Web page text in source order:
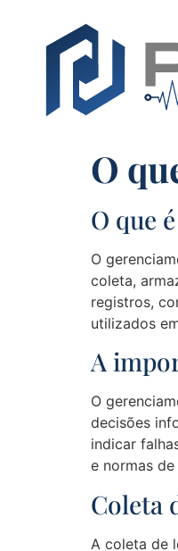
O
O que
O
coleta,
registros,
utilizados
A
O
decisões
indicar
e normas de
Coleta
A coleta de